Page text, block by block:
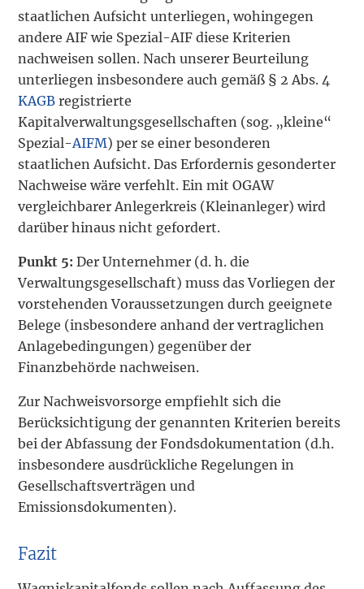
staatlichen Aufsicht unterliegen, wohingegen
andere AIF wie Spezial-AIF diese Kriterien
nachweisen sollen. Nach unserer Beurteilung
unterliegen insbesondere auch gemäß § 2 Abs. 4
KAGB registrierte
Kapitalverwaltungsgesellschaften (sog. „kleine“
Spezial-AIFM) per se einer besonderen
staatlichen Aufsicht. Das Erfordernis gesonderter
Nachweise wäre verfehlt. Ein mit OGAW
vergleichbarer Anlegerkreis (Kleinanleger) wird
darüber hinaus nicht gefordert.
Punkt 5: Der Unternehmer (d. h. die
Verwaltungsgesellschaft) muss das Vorliegen der
vorstehenden Voraussetzungen durch geeignete
Belege (insbesondere anhand der vertraglichen
Anlagebedingungen) gegenüber der
Finanzbehörde nachweisen.
Zur Nachweisvorsorge empfiehlt sich die
Berücksichtigung der genannten Kriterien bereits
bei der Abfassung der Fondsdokumentation (d.h.
insbesondere ausdrückliche Regelungen in
Gesellschaftsverträgen und
Emissionsdokumenten).
Fazit